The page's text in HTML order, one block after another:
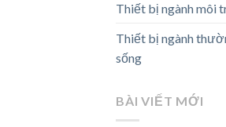
Thiết bị ngành môi
Thiết bị ngành
sống
BÀI VIẾT MỚI